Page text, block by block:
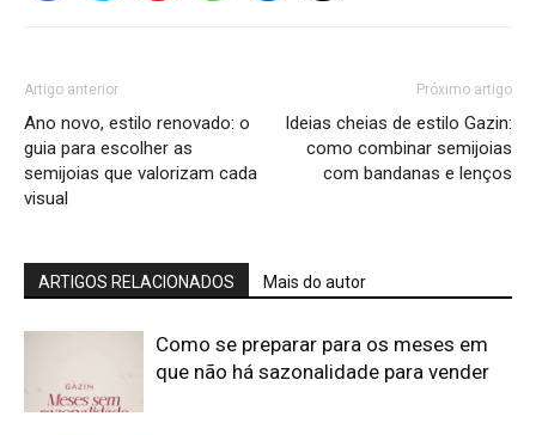
Artigo anterior
Ano novo, estilo renovado: o
guia para escolher as
semijoias que valorizam cada
visual
Próximo artigo
Ideias cheias de estilo Gazin:
como combinar semijoias
com bandanas e lenços
ARTIGOS RELACIONADOS Mais do autor
Como se preparar para os meses em
que não há sazonalidade para vender